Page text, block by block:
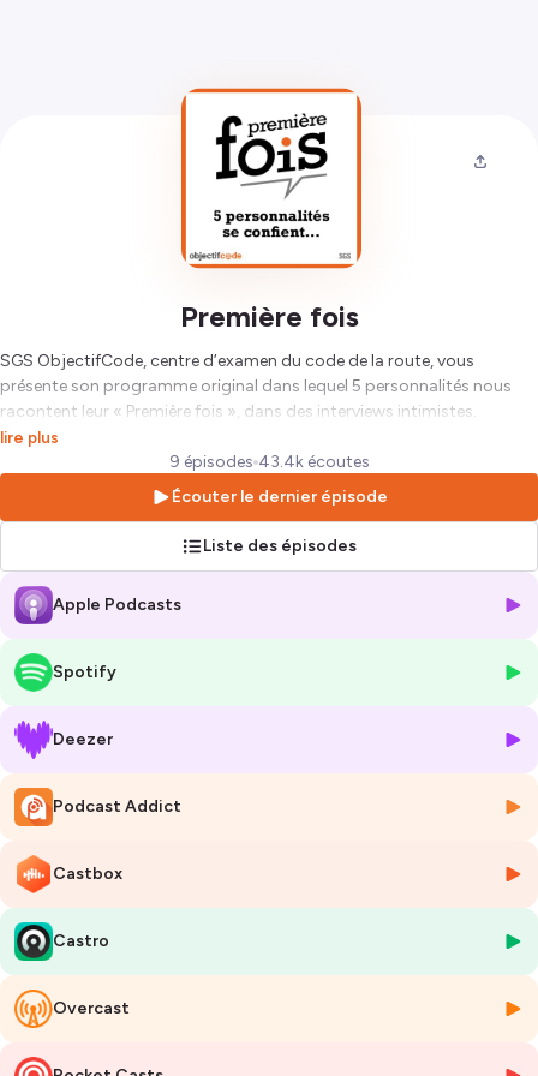
Première fois
SGS ObjectifCode, centre d’examen du code de la route, vous
présente son programme original dans lequel 5 personnalités nous
racontent leur « Première fois », dans des interviews intimistes.
Amour, anecdote, projet professionnel, passion, vous découvrirez les
déboires et les challenges qu’ils ont dû relever. Dès Septembre,
rendez-vous chaque semaine pour un nouvel épisode plein
d’anecdotes croustillantes ! (http://www.objectifcode.sgs.com/)
pour plus d'informations.
lire plus
9 épisodes 43.4k écoutes
Écouter le dernier épisode
Liste des épisodes
Apple Podcasts
Spotify
Deezer
Podcast Addict
Castbox
Castro
Overcast